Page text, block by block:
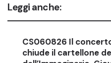
Leggi anche:
CS060826 Il
chiude il cartellone